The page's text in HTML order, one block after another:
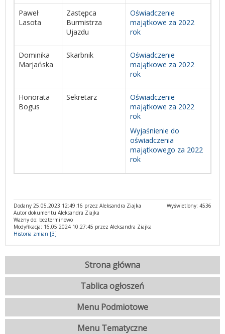
Paweł
Lasota
Zastępca
Burmistrza
Ujazdu
Oświadczenie
majątkowe za 2022
rok
Dominika
Marjańska
Skarbnik
Oświadczenie
majątkowe za 2022
rok
Honorata
Bogus
Sekretarz
Oświadczenie
majątkowe za 2022
rok
Wyjaśnienie do
oświadczenia
majątkowego za 2022
rok
Wyświetlony: 4536
Dodany 25.05.2023 12:49:16 przez Aleksandra Ziajka
Autor dokumentu Aleksandra Ziajka
Ważny do: bezterminowo
Modyfikacja: 16.05.2024 10:27:45 przez Aleksandra Ziajka
Historia zmian [3]
Strona główna
Tablica ogłoszeń
Menu Podmiotowe
Menu Tematyczne